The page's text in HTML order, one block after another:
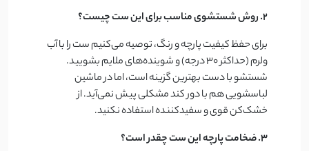
۲. روش شستشوی مناسب برای این ست چیست؟
برای حفظ کیفیت پارچه و رنگ، توصیه می‌کنیم ست را با آب
ولرم (حداکثر ۳۰ درجه) و شوینده‌های ملایم بشویید.
شستشو با دست بهترین گزینه است، اما در ماشین
لباسشویی هم با دور کند مشکلی پیش نمی‌آید. از
خشک‌کن قوی و سفیدکننده استفاده نکنید.
۳. ضخامت پارچه این ست چقدر است؟